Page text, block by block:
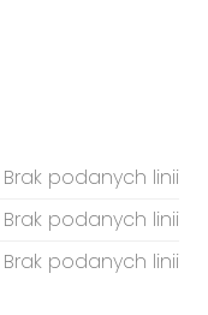
Brak podanych linii
Brak podanych linii
Brak podanych linii